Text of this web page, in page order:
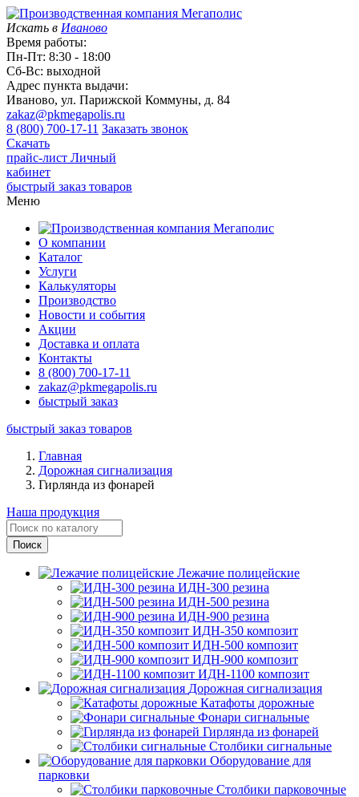
Искать в Иваново
Время работы:
Пн-Пт: 8:30 - 18:00
Сб-Вс: выходной
Адрес пункта выдачи:
Иваново, ул. Парижской Коммуны, д. 84
zakaz@pkmegapolis.ru
8 (800) 700-17-11 Заказать звонок
Скачать
прайс-лист Личный
кабинет
быстрый заказ товаров
Меню
О компании
Каталог
Услуги
Калькуляторы
Производство
Новости и события
Акции
Доставка и оплата
Контакты
8 (800) 700-17-11
zakaz@pkmegapolis.ru
быстрый заказ
быстрый заказ товаров
Главная
Дорожная сигнализация
Гирлянда из фонарей
Наша продукция
Лежачие полицейские
ИДН-300 резина
ИДН-500 резина
ИДН-900 резина
ИДН-350 композит
ИДН-500 композит
ИДН-900 композит
ИДН-1100 композит
Дорожная сигнализация
Катафоты дорожные
Фонари сигнальные
Гирлянда из фонарей
Столбики сигнальные
Оборудование для
парковки
Столбики парковочные